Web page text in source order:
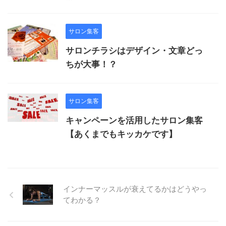
サロン集客
サロンチラシはデザイン・文章どっ
ちが大事！？
サロン集客
キャンペーンを活用したサロン集客
【あくまでもキッカケです】
インナーマッスルが衰えてるかはどうやっ
てわかる？